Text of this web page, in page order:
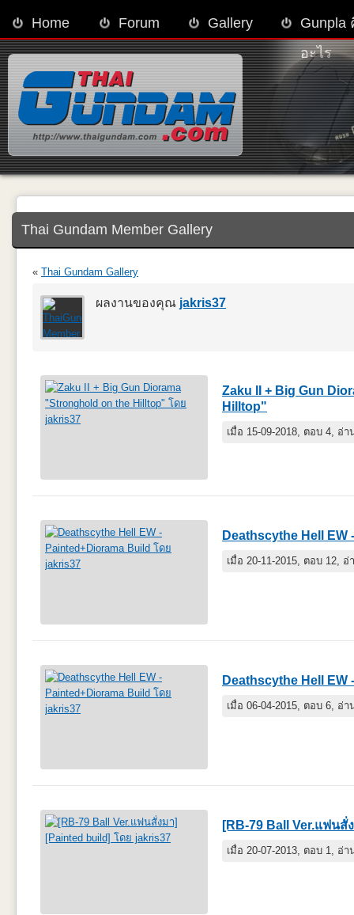
Home Forum Gallery
Gunpla
อะไร
Thai Gundam Member Gallery
« Thai Gundam Gallery
ผลงานของคุณ jakris37
Zaku II + Big Gun
Hilltop"
เมื่อ 15-09-2018, ตอบ 4, อ่า
Deathscythe Hell
เมื่อ 20-11-2015, ตอบ 12, อ่
Deathscythe Hell
เมื่อ 06-04-2015, ตอบ 6, อ่า
[RB-79 Ball Ver.แฟน
เมื่อ 20-07-2013, ตอบ 1, อ่า